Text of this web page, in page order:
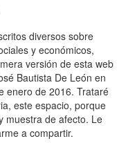
diversos sobre
y económicos,
versión de esta web
Bautista De León en
enero de 2016. Trataré
este espacio, porque
muestra de afecto. Le
a compartir.